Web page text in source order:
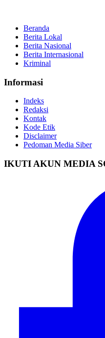
Beranda
Berita Lokal
Berita Nasional
Berita Internasional
Kriminal
Informasi
Indeks
Redaksi
Kontak
Kode Etik
Disclaimer
Pedoman Media Siber
IKUTI AKUN MEDIA